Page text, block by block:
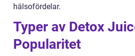
hälsofördelar.
Typer av Detox
Popularitet